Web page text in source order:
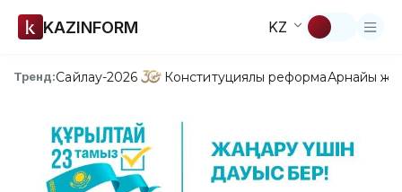
KAZINFORM KZ
Тренд:Сайлау-2026 Конституциялық реформаАрнайы